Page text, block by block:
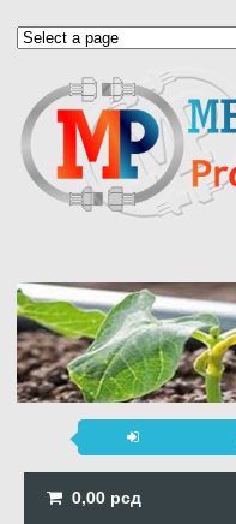
0,00 рсд